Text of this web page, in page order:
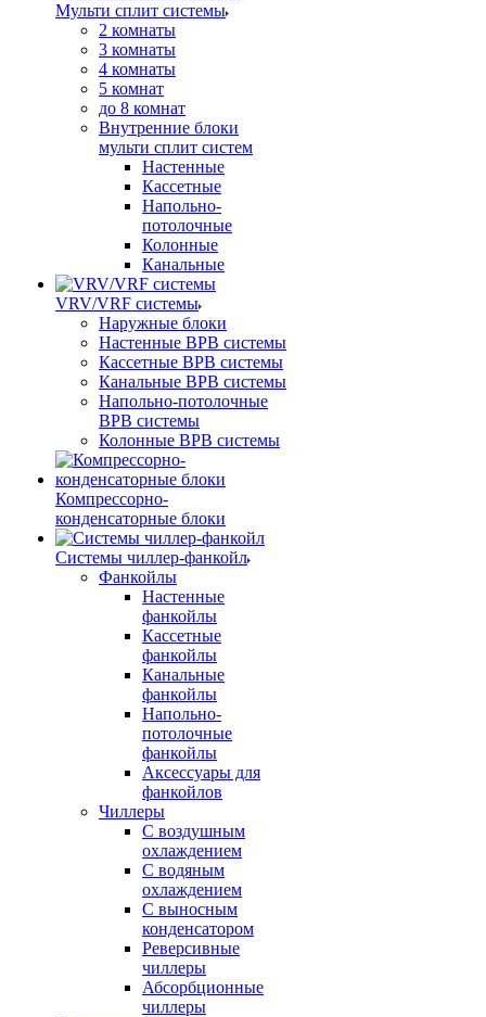
Мульти сплит системы
2 комнаты
3 комнаты
4 комнаты
5 комнат
до 8 комнат
Внутренние блоки
мульти сплит систем
Настенные
Кассетные
Напольно-
потолочные
Колонные
Канальные
VRV/VRF системы
Наружные блоки
Настенные ВРВ системы
Кассетные ВРВ системы
Канальные ВРВ системы
Напольно-потолочные
ВРВ системы
Колонные ВРВ системы
Компрессорно-
конденсаторные блоки
Системы чиллер-фанкойл
Фанкойлы
Настенные
фанкойлы
Кассетные
фанкойлы
Канальные
фанкойлы
Напольно-
потолочные
фанкойлы
Аксессуары для
фанкойлов
Чиллеры
С воздушным
охлаждением
С водяным
охлаждением
С выносным
конденсатором
Реверсивные
чиллеры
Абсорбционные
чиллеры